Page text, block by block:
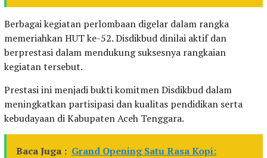
Berbagai kegiatan perlombaan digelar dalam rangka
memeriahkan HUT ke-52. Disdikbud dinilai aktif dan
berprestasi dalam mendukung suksesnya rangkaian
kegiatan tersebut.
Prestasi ini menjadi bukti komitmen Disdikbud dalam
meningkatkan partisipasi dan kualitas pendidikan serta
kebudayaan di Kabupaten Aceh Tenggara.
Baca Juga : Grand Opening Satu Rasa Kopi: